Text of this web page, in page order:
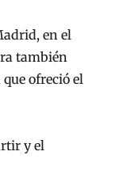
en el
también
ofreció el
y el